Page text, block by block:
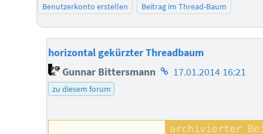
Benutzerkonto erstellen
Beitrag im Thread-Baum
horizontal gekürzter Threadbaum
Gunnar Bittersmann Homepage
17.01.2014 16:21
zu diesem forum